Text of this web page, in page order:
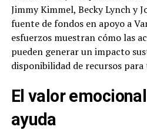
Jimmy Kimmel, Becky Lynch y
fuente de fondos en apoyo a
esfuerzos muestran cómo las
pueden generar un impacto
disponibilidad de recursos
El valor
ayuda